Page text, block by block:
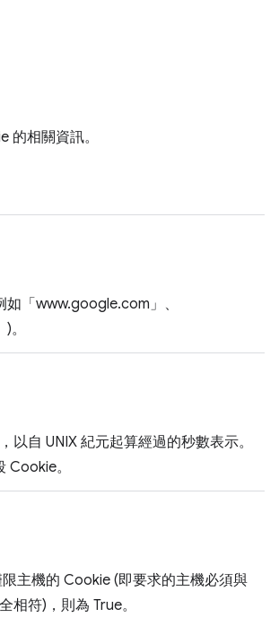
的相關資訊。
「www.google.com」、
。
以自 UNIX 紀元起算經過的秒數表示。
Cookie。
主機的 Cookie (即要求的主機必須與
相符)，則為 True。